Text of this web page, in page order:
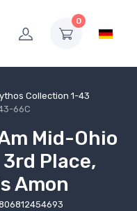
0
Collection 1-43
66C
Mid-Ohio
Place,
Amon